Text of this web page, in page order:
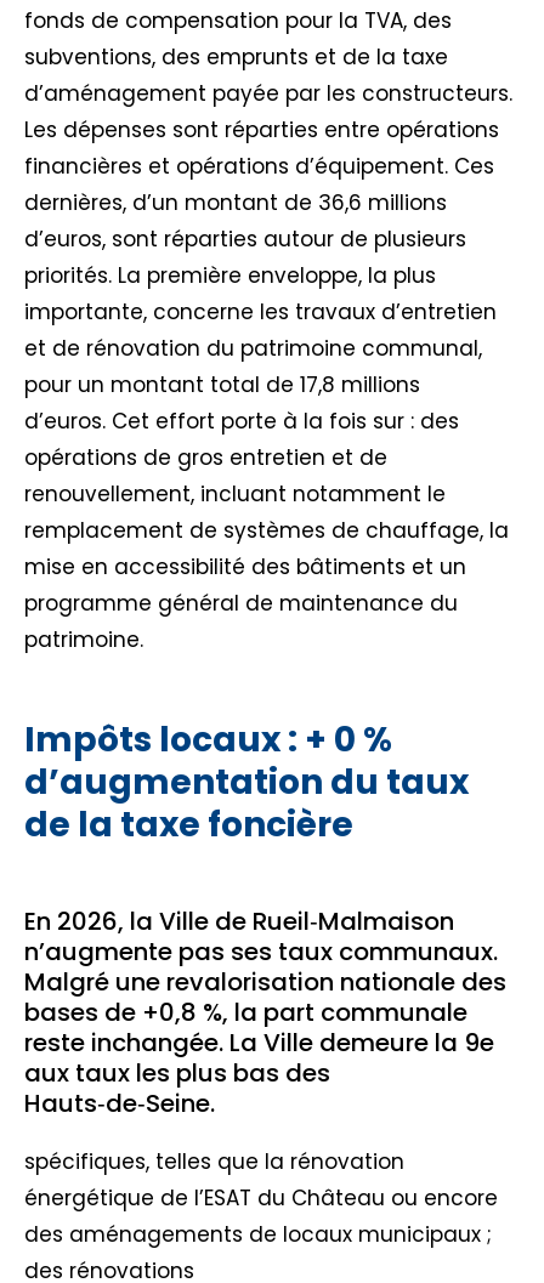
fonds de compensation pour la TVA, des
subventions, des emprunts et de la taxe
d’aménagement payée par les constructeurs.
Les dépenses sont réparties entre opérations
financières et opérations d’équipement. Ces
dernières, d’un montant de 36,6 millions
d’euros, sont réparties autour de plusieurs
priorités. La première enveloppe, la plus
importante, concerne les travaux d’entretien
et de rénovation du patrimoine communal,
pour un montant total de 17,8 millions
d’euros. Cet effort porte à la fois sur : des
opérations de gros entretien et de
renouvellement, incluant notamment le
remplacement de systèmes de chauffage, la
mise en accessibilité des bâtiments et un
programme général de maintenance du
patrimoine.
Impôts locaux : + 0 %
d’augmentation du taux
de la taxe foncière
En 2026, la Ville de Rueil‑Malmaison
n’augmente pas ses taux communaux.
Malgré une revalorisation nationale des
bases de +0,8 %, la part communale
reste inchangée. La Ville demeure la 9e
aux taux les plus bas des
Hauts‑de‑Seine.
spécifiques, telles que la rénovation
énergétique de l’ESAT du Château ou encore
des aménagements de locaux municipaux ;
des rénovations